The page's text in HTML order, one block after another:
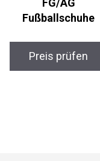
FG/AG
Fußballschuhe
Preis prüfen